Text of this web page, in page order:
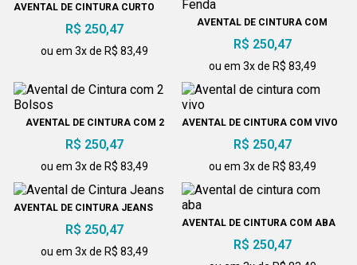
AVENTAL DE CINTURA CURTO
R$ 250,47
ou em 3x de R$ 83,49
AVENTAL DE CINTURA COM
R$ 250,47
ou em 3x de R$ 83,49
AVENTAL DE CINTURA COM 2
BOLSOS
R$ 250,47
ou em 3x de R$ 83,49
AVENTAL DE CINTURA COM VIVO
R$ 250,47
ou em 3x de R$ 83,49
AVENTAL DE CINTURA JEANS
R$ 250,47
ou em 3x de R$ 83,49
AVENTAL DE CINTURA COM ABA
R$ 250,47